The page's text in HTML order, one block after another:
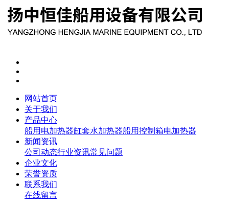
网站首页
关于我们
产品中心
船用电加热器缸套水加热器船用控制箱电加热器
新闻资讯
公司动态行业资讯常见问题
企业文化
荣誉资质
联系我们
在线留言